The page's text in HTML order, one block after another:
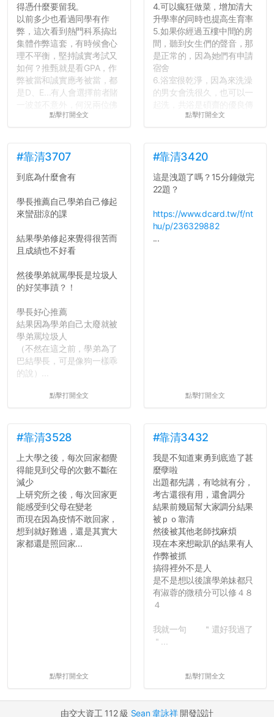
得憑什麼要留我。
以前多少也看過同學有作
弊，這次看到熱門科系搞出
集體作弊這套，有時候會心
理不平衡，堅持誠實考試又
如何？推甄就是看GPA，作
弊被當和誠實應考被當，都
是D、E...有人會選擇前者賭
心教授看起來要輕輕放下
長作弊的風氣。
反正老人我明天就要搬離新
關，就當最後一天發個牢騷
吧XD，祝學弟妹們修課順利
點擊打開全文
4.可以瘋狂做菜，增加清大
升學率的同時也提高生育率
5.如果你經過五樓中間的房
間，聽到女生們的聲音，那
是正常的，因為她們有申請
宿舍
6.浴室很乾淨，因為來洗澡
的男女會洗很久，也可以一
舍房間，都歡迎留言讓我知
道...
點擊打開全文
#靠清3707
到底為什麼會有
學長推薦自己學弟自己修起
來蠻甜涼的課
結果學弟修起來覺得很苦而
且成績也不好看
然後學弟就罵學長是垃圾人
的好笑事蹟？！
學長好心推薦
結果因為學弟自己太廢就被
學弟罵垃圾人
（不然在這之前，學弟為了
巴結學長，可是像狗一樣乖
的說）...
點擊打開全文
#靠清3420
這是洩題了嗎？15分鐘做完
22題？
https://www.dcard.tw/f/nt
hu/p/236329882
...
點擊打開全文
#靠清3528
上大學之後，每次回家都覺
得能見到父母的次數不斷在
減少
上研究所之後，每次回家更
能感受到父母在變老
而現在因為疫情不敢回家，
想到就好難過，還是其實大
家都還是照回家...
點擊打開全文
#靠清3432
我是不知道東勇到底造了甚
麼孽啦
出題都先講，有唸就有分，
考古還很有用，還會調分
結果前幾屆幫大家調分結果
被ｐｏ靠清
然後被其他老師找麻煩
現在本來想歐趴的結果有人
作弊被抓
搞得裡外不是人
是不是想以後讓學弟妹都只
有淑蓉的微積分可以修４８
４
我就一句 ＂還好我過了
＂...
點擊打開全文
由交大資工 112 級 Sean 韋詠祥開發設計